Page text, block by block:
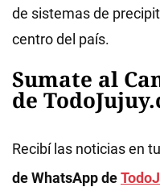
de sistemas de
centro del país.
Sumate al
de
Recibí las noticias en
de WhatsApp de